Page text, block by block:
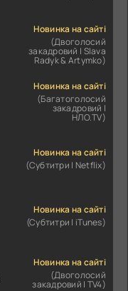
Новинка на сайті
(Двоголосий
закадровий | Slava
Radyk & Artymko)
Новинка на сайті
(Багатоголосий
закадровий |
НЛО.TV)
Новинка на сайті
(Субтитри | Netflix)
Новинка на сайті
(Субтитри | iTunes)
Новинка на сайті
(Двоголосий
закадровий | TV4)